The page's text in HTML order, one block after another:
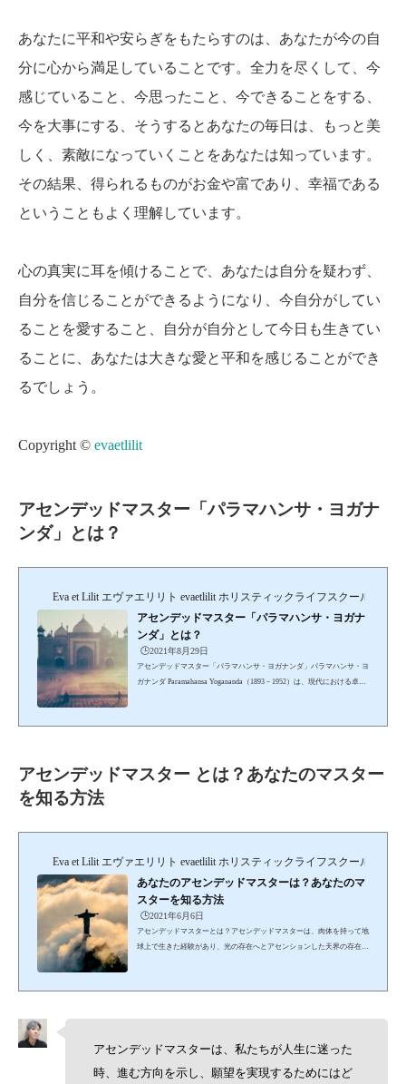
あなたに平和や安らぎをもたらすのは、あなたが今の自
分に心から満足していることです。全力を尽くして、今
感じていること、今思ったこと、今できることをする、
今を大事にする、そうするとあなたの毎日は、もっと美
しく、素敵になっていくことをあなたは知っています。
その結果、得られるものがお金や富であり、幸福である
ということもよく理解しています。
心の真実に耳を傾けることで、あなたは自分を疑わず、
自分を信じることができるようになり、今自分がしてい
ることを愛すること、自分が自分として今日も生きてい
ることに、あなたは大きな愛と平和を感じることができ
るでしょう。
Copyright © evaetlilit
アセンデッドマスター「パラマハンサ・ヨガナ
ンダ」とは？
Eva et Lilit エヴァエリリト evaetlilit ホリスティックライフスクール＆セ
アセンデッドマスター「パラマハンサ・ヨガナ
ンダ」とは？
🕒️2021年8月29日
アセンデッドマスター「パラマハンサ・ヨガナンダ」パラマハンサ・ヨ
ガナンダ Paramahansa Yogananda（1893－1952）は、現代における卓越
あり、世界中に支部を持つ「SRF」という団体の設立者でもあります。
西洋で暮らして教えを説いた最初の偉大なヨガの師でし...
アセンデッドマスター とは？あなたのマスター
を知る方法
Eva et Lilit エヴァエリリト evaetlilit ホリスティックライフスクール＆セ
あなたのアセンデッドマスターは？あなたのマ
スターを知る方法
🕒️2021年6月6日
アセンデッドマスターとは？アセンデッドマスターは、肉体を持って地
球上で生きた経験があり、光の存在へとアセンションした天界の存在で
どで、過去に肉体を持って地球上で生きていたことがあります。死後、
アセンデッドマスターは、私たちが人生に迷った
時、進む方向を示し、願望を実現するためにはど